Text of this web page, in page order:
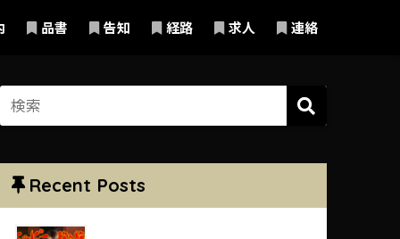
品書 告知 経路 求人 連絡
Recent Posts